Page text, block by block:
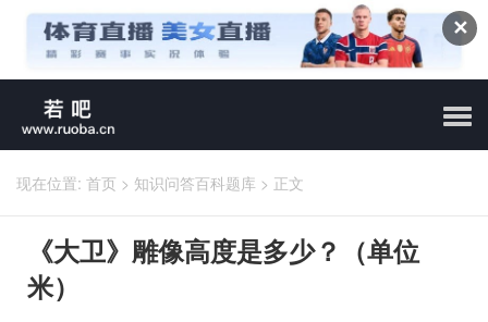
✕
现在位置: 首页 > 知识问答百科题库 > 正文
《大卫》雕像高度是多少？（单位
米）